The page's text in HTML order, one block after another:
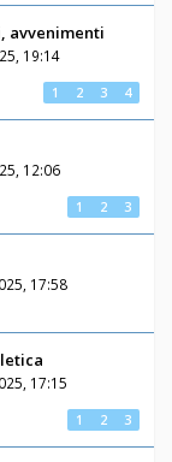
avvenimenti
19:14
1 2 3 4
12:06
1 2 3
17:58
17:15
1 2 3